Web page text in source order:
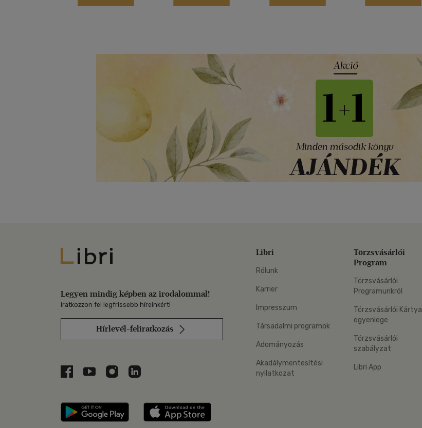
Libri
Legyen mindig képben az irodalommal!
Iratkozzon fel legfrissebb híreinkért!
Hírlevél-feliratkozás
Libri a Facebookon
Libri a Youtube-on
Libri az Instagramon
Libri a LinkedInen
Libri applikáció Szerezd meg: Google Play
Libri
Rólunk
Karrier
Impresszum
Társadalmi programok
Adományozás
Akadálymentesítési
nyilatkozat
Törzsvásárlói
Program
Törzsvásárlói
Programunkról
Törzsvásárlói Kártya
egyenlege
Törzsvásárlói
szabályzat
Libri App